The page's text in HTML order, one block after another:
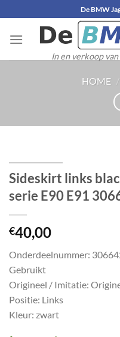
naar
inhoud
De BMW
In en verkoop
HOME /
Sideskirt links
serie E90 E91
€40,00
Onderdeelnummer:
Gebruikt
Origineel / Imitatie:
Positie: Links
Kleur: zwart